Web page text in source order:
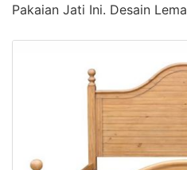
Pakaian Jati Ini. Desain